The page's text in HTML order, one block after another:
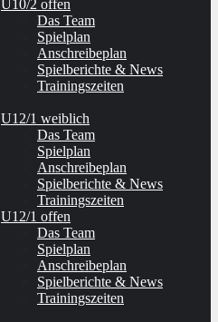
U10/2 offen
Das Team
Spielplan
Anschreibeplan
Spielberichte & News
Trainingszeiten
U12/1 weiblich
Das Team
Spielplan
Anschreibeplan
Spielberichte & News
Trainingszeiten
U12/1 offen
Das Team
Spielplan
Anschreibeplan
Spielberichte & News
Trainingszeiten